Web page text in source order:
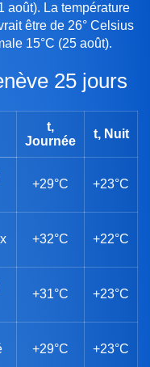
août). La température
être de 26° Celsius
15°C (25 août).
25 jours
t,
Journée
t, Nuit
+29°C +23°C
+32°C +22°C
+31°C +23°C
+29°C +23°C